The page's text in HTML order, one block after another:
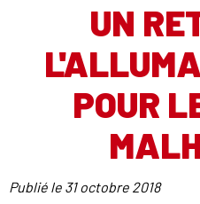
UN
POUR
Publié le 31 octobre 2018